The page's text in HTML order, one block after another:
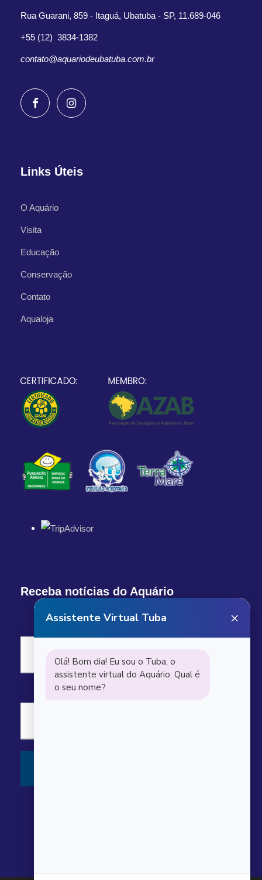
Rua Guarani, 859 - Itaguá, Ubatuba - SP, 11.689-046
+55 (12) 3834-1382
contato@aquariodeubatuba.com.br
Links Úteis
O Aquário
Visita
Educação
Conservação
Contato
Aqualoja
Receba notícias do Aquário